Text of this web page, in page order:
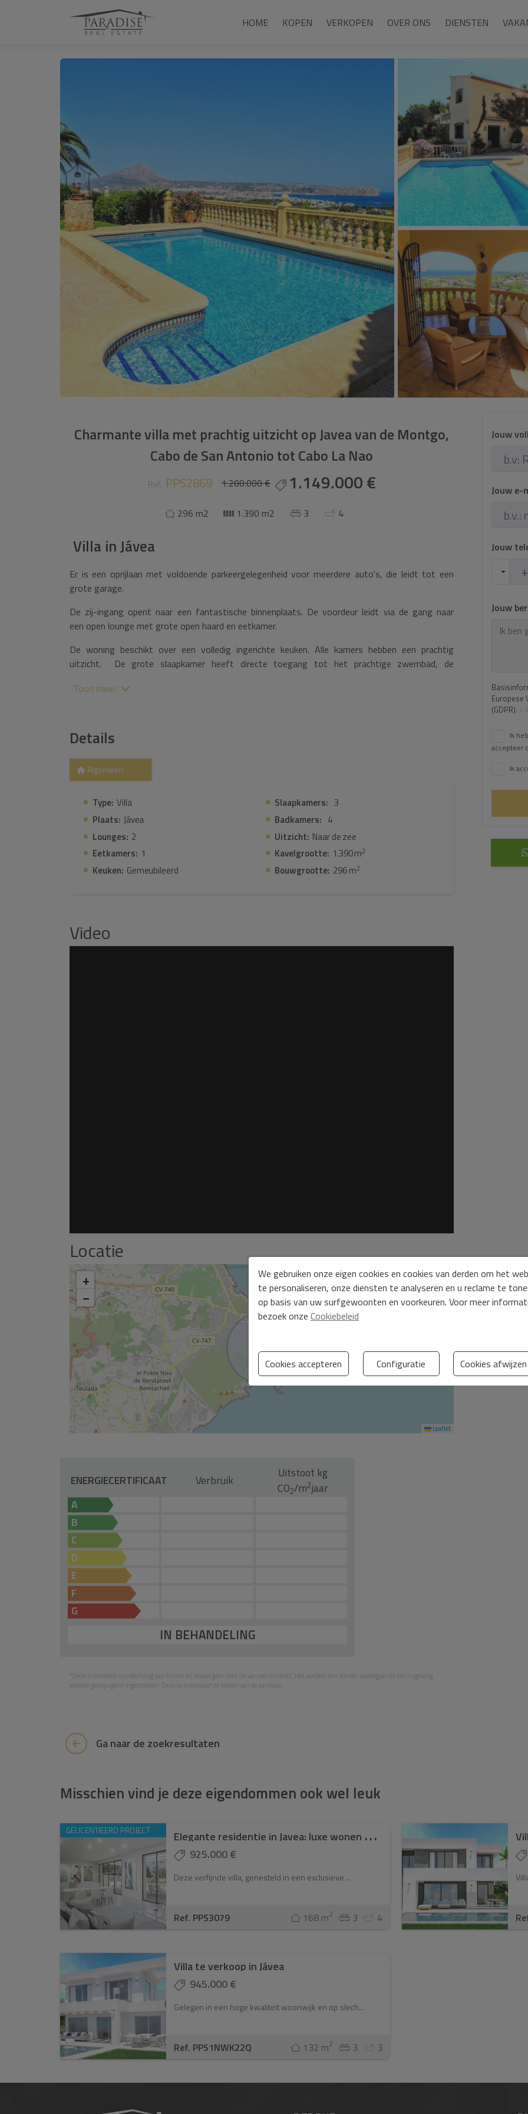
HOME KOPEN VERKOPEN OVER ONS DIENSTEN
Charmante villa met prachtig uitzicht op Javea van de Montgo,
Cabo de San Antonio tot Cabo La Nao
Ref. PPS2869 1.200.000 € 1.149.000 €
296 m2 1.390 m2 3 4
Villa inJávea
Er is een oprijlaan met voldoende parkeergelegenheid voor meerdere auto's, die leidt tot een
grote garage.
De zij-ingang opent naar een fantastische binnenplaats. De voordeur leidt via de gang naar
een open lounge met grote open haard en eetkamer.
De woning beschikt over een volledig ingerichte keuken. Alle kamers hebben een prachtig
uitzicht. De grote slaapkamer heeft directe toegang tot het prachtige zwembad, de
De buitenruimte is aangelegd op één niveau, bestaande uit een prachtige tuin, met fruitbomen,
Deze uitstekende Villa is zeer privé en heeft een prachtig uitzicht. Een bezichtiging wordt ten
Contacteer ons vandaag nog!
Toon meer
Details
Algemeen
Type: Villa Slaapkamers: 3
Plaats: Jávea Badkamers: 4
Lounges: 2 Uitzicht: Naar de zee
Eetkamers: 1 Kavelgrootte: 1.390 m2
Keuken: Gemeubileerd Bouwgrootte: 296 m2
Video
Locatie
+
−
Leaflet
ENERGIECERTIFICAAT Verbruik
Uitstoot kg
CO2/m2jaar
A
B
C
D
E
F
G
IN BEHANDELING
*Deze informatie is onderhevig aan fouten en maakt geen deel uit van een contract. Het aanbod kan zonder voorafgaande kennisgeving
worden gewijzigd of ingetrokken. De prijs is exclusief de kosten van de aankoop.
Jouw
Jouw e-
Jouw
Jouw
Europese
(GDPR). +
Ik
accepteer
Ik
Ga naar de zoekresultaten
Misschien vind je deze eigendommen ook wel leuk
GELICENTIEERD PROJECT E
legante residentie in Javea: luxe wonen op e ...
925.000 €
Deze verfijnde villa, genesteld in een exclusieve ...
Ref. PPS3079 168 m2 3 4
Villa te verkoop in Jávea
945.000 €
Gelegen in een hoge kwaliteit woonwijk en op slech...
Ref. PPS1NWK22Q 132 m2 3 3
We gebruiken onze eigen cookies en cookies van derden om het web
te personaliseren, onze diensten te analyseren en u reclame te
op basis van uw surfgewoonten en voorkeuren. Voor meer
bezoek onze Cookiebeleid
Cookies accepteren Configuratie Cookies afwijzen